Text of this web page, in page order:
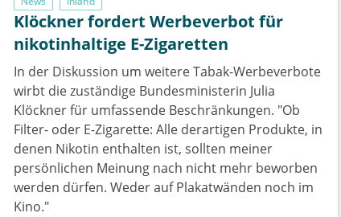
Klöckner fordert Werbeverbot für
nikotinhaltige E-Zigaretten
In der Diskussion um weitere Tabak-Werbeverbote
wirbt die zuständige Bundesministerin Julia
Klöckner für umfassende Beschränkungen. "Ob
Filter- oder E-Zigarette: Alle derartigen Produkte, in
denen Nikotin enthalten ist, sollten meiner
persönlichen Meinung nach nicht mehr beworben
werden dürfen. Weder auf Plakatwänden noch im
Kino."